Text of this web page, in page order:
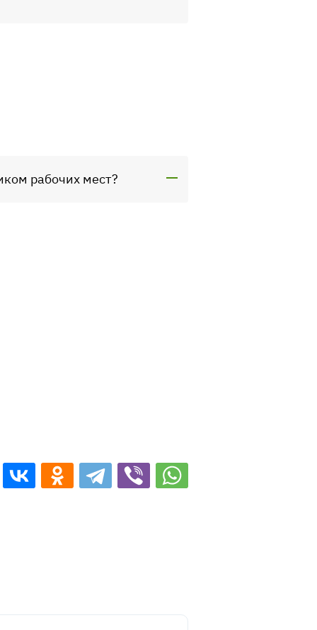
рабочих мест?